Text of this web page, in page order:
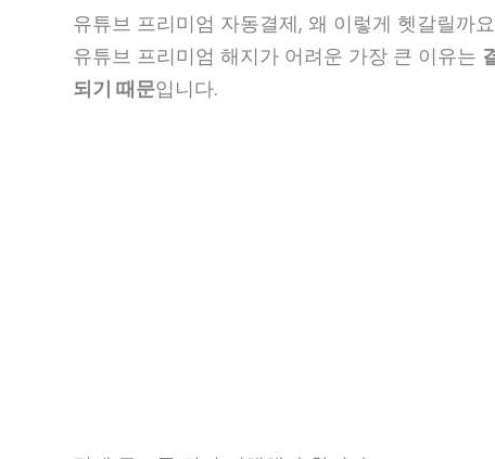
유튜브 프리미엄 자동결제, 왜 이렇게 헷갈릴까
유튜브 프리미엄 해지가 어려운 가장 큰 이유는
되기 때문입니다.